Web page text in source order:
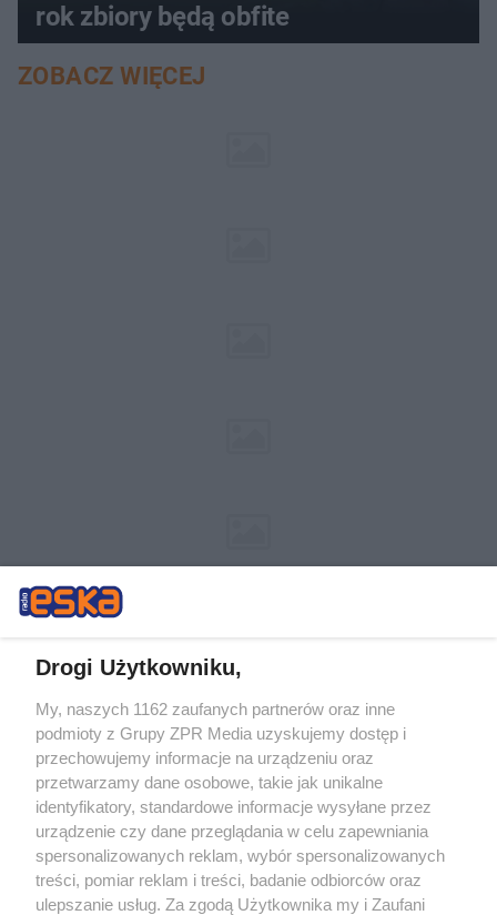
rok zbiory będą obfite
ZOBACZ WIĘCEJ
Żaden utwór zamieszczony w serwisie nie może być powielany i
rozpowszechniany lub dalej rozpowszechniany w jakikolwiek sposób (w
tym także elektroniczny lub mechaniczny) na jakimkolwiek polu
eksploatacji w jakiejkolwiek formie, włącznie z umieszczaniem w
Internecie bez pisemnej zgody właściciela praw. Jakiekolwiek użycie lub
wykorzystanie utworów w całości lub w części z naruszeniem prawa,
tzn. bez właściwej zgody, jest zabronione pod groźbą kary i może być
ścigane prawnie.
Drogi Użytkowniku,
My, naszych 1162 zaufanych partnerów oraz inne
podmioty z Grupy ZPR Media uzyskujemy dostęp i
przechowujemy informacje na urządzeniu oraz
przetwarzamy dane osobowe, takie jak unikalne
identyfikatory, standardowe informacje wysyłane przez
urządzenie czy dane przeglądania w celu zapewniania
spersonalizowanych reklam, wybór spersonalizowanych
treści, pomiar reklam i treści, badanie odbiorców oraz
ulepszanie usług. Za zgodą Użytkownika my i Zaufani